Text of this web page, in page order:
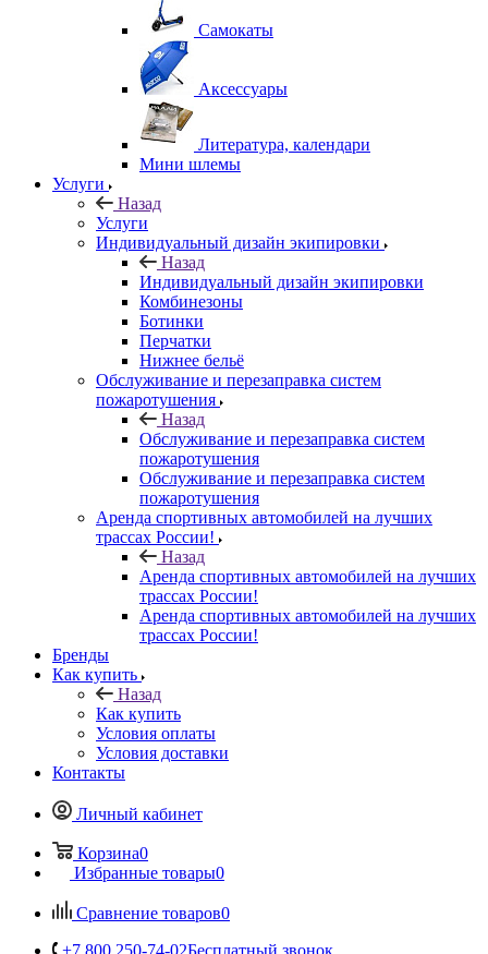
Самокаты
Аксессуары
Литература, календари
Мини шлемы
Услуги
Назад
Услуги
Индивидуальный дизайн экипировки
Назад
Индивидуальный дизайн экипировки
Комбинезоны
Ботинки
Перчатки
Нижнее бельё
Обслуживание и перезаправка систем
пожаротушения
Назад
Обслуживание и перезаправка систем
пожаротушения
Обслуживание и перезаправка систем
пожаротушения
Аренда спортивных автомобилей на лучших
трассах России!
Назад
Аренда спортивных автомобилей на лучших
трассах России!
Аренда спортивных автомобилей на лучших
трассах России!
Бренды
Как купить
Назад
Как купить
Условия оплаты
Условия доставки
Контакты
Личный кабинет
Корзина0
Избранные товары0
Сравнение товаров0
+7 800 250-74-02Бесплатный звонок